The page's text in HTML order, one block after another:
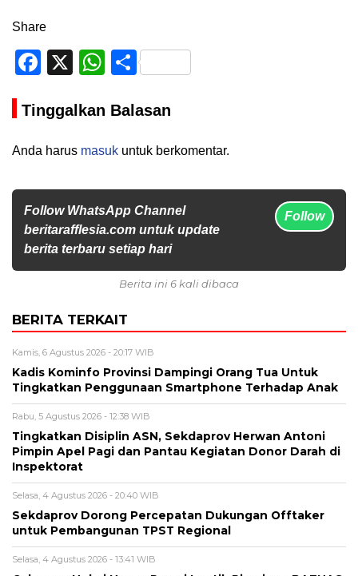
Share
Facebook
X WhatsApp
Share
Tinggalkan Balasan
Anda harus masuk untuk berkomentar.
Follow WhatsApp Channel
beritarafflesia.com untuk update
berita terbaru setiap hari
Follow
Berita ini 6 kali dibaca
BERITA TERKAIT
Kamis, 6 Agustus 2026 - 20:17 WIB
Kadis Kominfo Provinsi Dampingi Orang Tua Untuk
Tingkatkan Penggunaan Smartphone Terhadap Anak
Rabu, 5 Agustus 2026 - 12:38 WIB
Tingkatkan Disiplin ASN, Sekdaprov Herwan Antoni
Pimpin Apel Pagi dan Pantau Kegiatan Donor Darah di
Inspektorat
Selasa, 4 Agustus 2026 - 20:40 WIB
Sekdaprov Dorong Percepatan Dukungan Offtaker
untuk Pembangunan TPST Regional
Selasa, 4 Agustus 2026 - 13:41 WIB